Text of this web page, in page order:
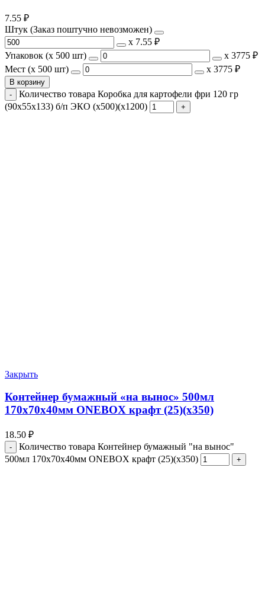
7.55 ₽
Штук (Заказ поштучно невозможен)
х 7.55 ₽
Упаковок (x 500 шт)
х 3775 ₽
Мест (x 500 шт)
х 3775 ₽
В корзину
Количество товара Коробка для картофели фри 120 гр
(90х55х133) б/п ЭКО (х500)(х1200)
Закрыть
Контейнер бумажный «на вынос» 500мл
170х70х40мм ONEBOX крафт (25)(х350)
18.50 ₽
Количество товара Контейнер бумажный "на вынос"
500мл 170х70х40мм ONEBOX крафт (25)(х350)